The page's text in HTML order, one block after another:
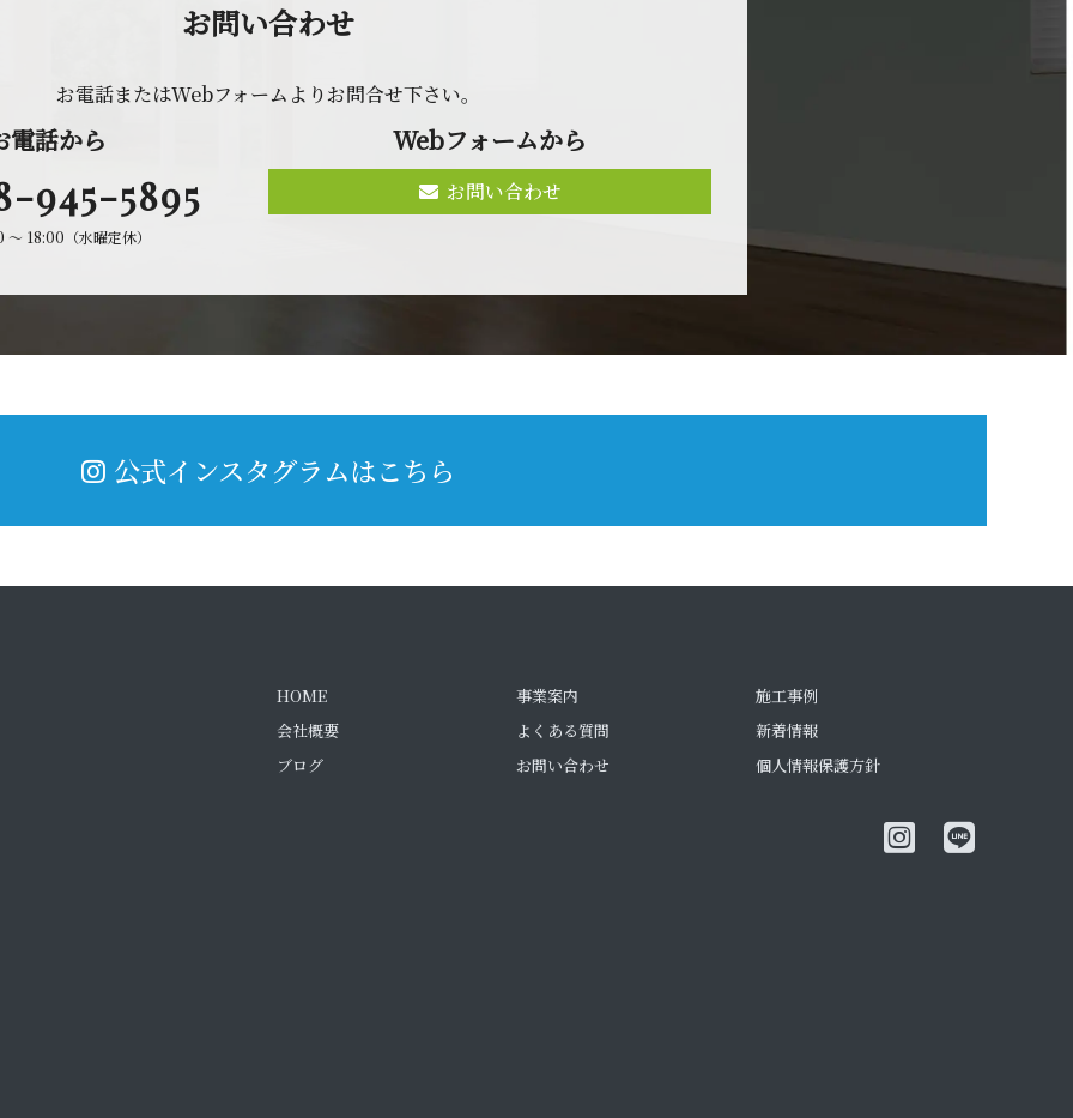
お問 い 合 わ せ
お電話またはWebフォームよりお問合せ 下 さ い 。
電 話 か ら
945-5895
〜 18:00（水曜定休）
Webフォ ー ム か ら
お問い合わせ
公式インスタグラムはこちら
HOME 事業案内
施工事例
会社概要
よくある質問
新着情報
ブログ
お問い合わせ 個人情報保護方針